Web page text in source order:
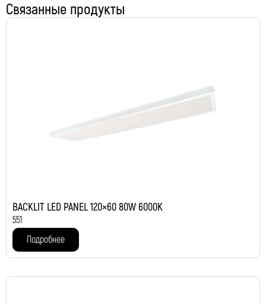
Связанные продукты
BACKLIT LED PANEL 120×60 80W 6000K
551
Подробнее